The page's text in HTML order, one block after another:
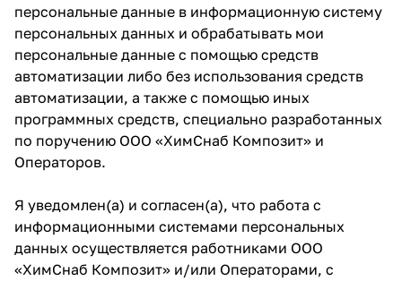
персональные данные в информационную систему
персональных данных и обрабатывать мои
персональные данные с помощью средств
автоматизации либо без использования средств
автоматизации, а также с помощью иных
программных средств, специально разработанных
по поручению ООО «ХимСнаб Композит» и
Операторов.
Я уведомлен(а) и согласен(а), что работа с
информационными системами персональных
данных осуществляется работниками ООО
«ХимСнаб Композит» и/или Операторами, с